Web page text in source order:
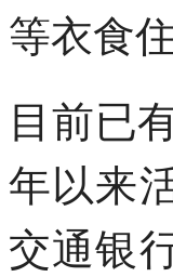
等衣食
目前已
年以来
交通银